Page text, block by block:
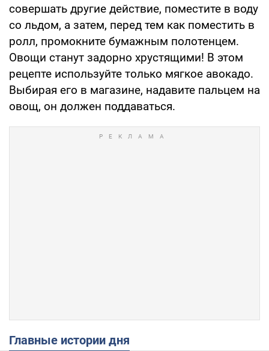
совершать другие действие, поместите в воду
со льдом, а затем, перед тем как поместить в
ролл, промокните бумажным полотенцем.
Овощи станут задорно хрустящими! В этом
рецепте используйте только мягкое авокадо.
Выбирая его в магазине, надавите пальцем на
овощ, он должен поддаваться.
Главные истории дня